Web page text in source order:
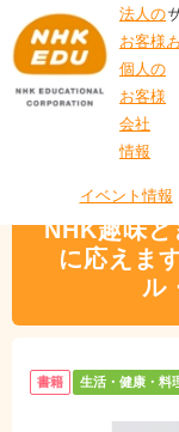
法人の
お客様
個人の
お客様
会社
情報
イベント情報
った！に応えます はじめ
NHK趣味
に応えま
ル
書籍 生活・健康・料